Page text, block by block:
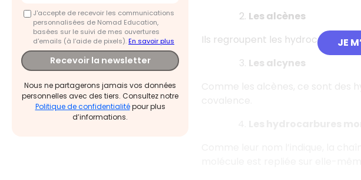
J'accepte de recevoir les communications
personnalisées de Nomad Education,
basées sur le suivi de mes ouvertures
d'emails (à l’aide de pixels).En savoir plus
Recevoir la newsletter
Nous ne partagerons jamais vos données
personnelles avec des tiers. Consultez notre
Politique de confidentialitépour plus
d’informations.
JE
Les alcènes
Ils regroupent les hydrocarbures
Les alcynes
Comme les alcènes, ce sont des